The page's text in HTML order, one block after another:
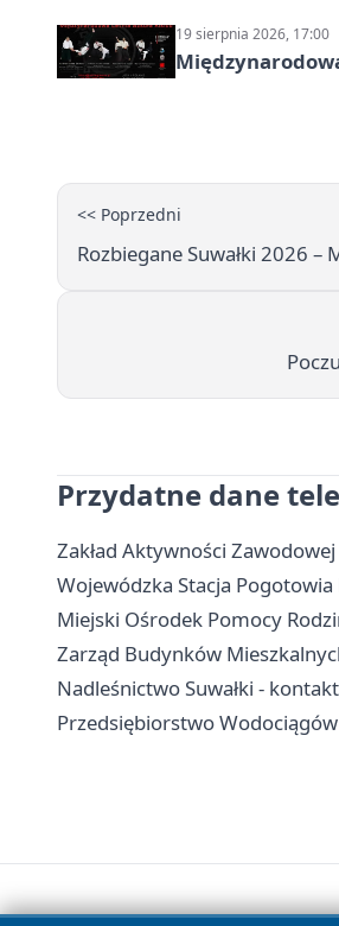
19 sierpnia 2026, 17:00
<< Poprzedni
Rozbiegane Suwałki 2026
Przydatne dane
Zakład Aktywności
Wojewódzka Stacja
Miejski Ośrodek Pomocy
Zarząd Budynków
Nadleśnictwo Suwałki -
Przedsiębiorstwo